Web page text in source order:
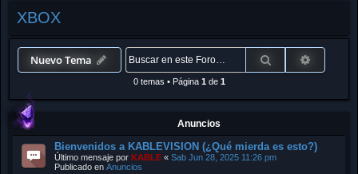
XBOX
Nuevo Tema Buscar
0 temas • Página 1 de 1
Anuncios
Bienvenidos a KABLEVISION (¿Qué mierda es esto?)
Último mensaje por KABLE « Sab Jun 28, 2025 11:26 pm
Publicado en Anuncios